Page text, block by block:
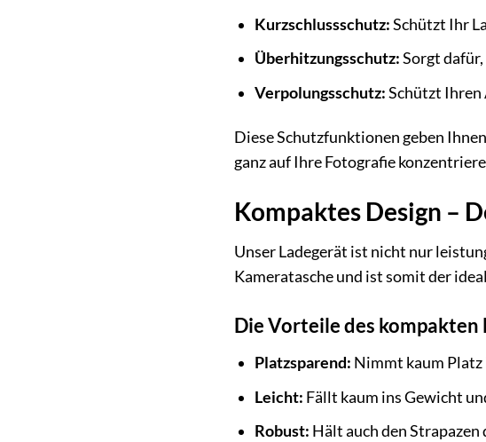
Kurzschlussschutz:Schützt Ihr
Überhitzungsschutz:Sorgt
Verpolungsschutz:Schützt Ihren
Diese Schutzfunktionen geben
ganz auf Ihre Fotografie
Kompaktes Design –
Unser Ladegerät ist nicht nur
Kameratasche und ist somit der
Die Vorteile des kompakten
Platzsparend: Nimmt kaum Platz
Leicht: Fällt kaum ins Gewicht
Robust: Hält auch den Strapazen